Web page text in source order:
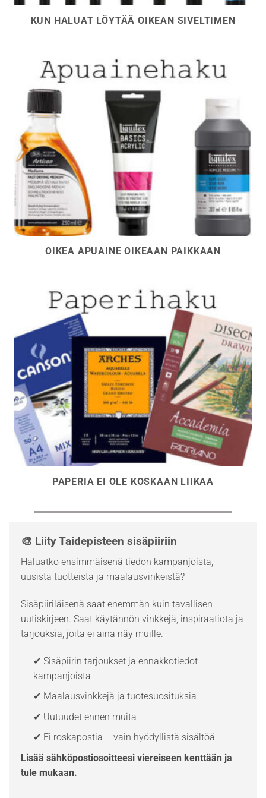
KUN HALUAT LÖYTÄÄ OIKEAN SIVELTIMEN
OIKEA APUAINE OIKEAAN PAIKKAAN
PAPERIA EI OLE KOSKAAN LIIKAA
🎨 Liity Taidepisteen sisäpiiriin
Haluatko ensimmäisenä tiedon kampanjoista,
uusista tuotteista ja maalausvinkeistä?
Sisäpiiriläisenä saat enemmän kuin tavallisen
uutiskirjeen. Saat käytännön vinkkejä, inspiraatiota ja
tarjouksia, joita ei aina näy muille.
✔ Sisäpiirin tarjoukset ja ennakkotiedot
kampanjoista
✔ Maalausvinkkejä ja tuotesuosituksia
✔ Uutuudet ennen muita
✔ Ei roskapostia – vain hyödyllistä sisältöä
Lisää sähköpostiosoitteesi viereiseen kenttään ja
tule mukaan.